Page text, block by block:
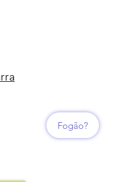
Fogão?